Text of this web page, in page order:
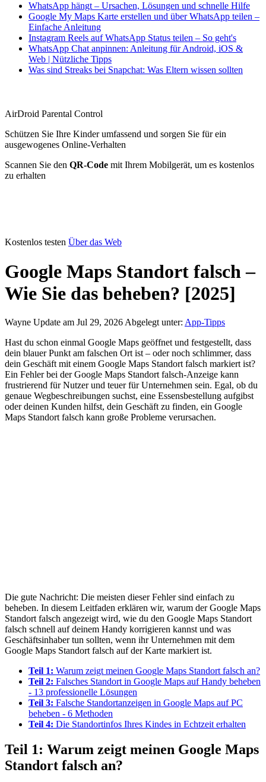
WhatsApp hängt – Ursachen, Lösungen und schnelle Hilfe
Google My Maps Karte erstellen und über WhatsApp teilen –
Einfache Anleitung
Instagram Reels auf WhatsApp Status teilen – So geht's
WhatsApp Chat anpinnen: Anleitung für Android, iOS &
Web | Nützliche Tipps
Was sind Streaks bei Snapchat: Was Eltern wissen sollten
AirDroid Parental Control
Schützen Sie Ihre Kinder umfassend und sorgen Sie für ein
ausgewogenes Online-Verhalten
Scannen Sie den QR-Code mit Ihrem Mobilgerät, um es kostenlos
zu erhalten
Kostenlos testen Über das Web
Google Maps Standort falsch –
Wie Sie das beheben? [2025]
Wayne Update am Jul 29, 2026 Abgelegt unter: App-Tipps
Hast du schon einmal Google Maps geöffnet und festgestellt, dass
dein blauer Punkt am falschen Ort ist – oder noch schlimmer, dass
dein Geschäft mit einem Google Maps Standort falsch markiert ist?
Ein Fehler bei der Google Maps Standort falsch-Anzeige kann
frustrierend für Nutzer und teuer für Unternehmen sein. Egal, ob du
genaue Wegbeschreibungen suchst, eine Essensbestellung aufgibst
oder deinen Kunden hilfst, dein Geschäft zu finden, ein Google
Maps Standort falsch kann große Probleme verursachen.
Die gute Nachricht: Die meisten dieser Fehler sind einfach zu
beheben. In diesem Leitfaden erklären wir, warum der Google Maps
Standort falsch angezeigt wird, wie du den Google Maps Standort
falsch schnell auf deinem Handy korrigieren kannst und was
Geschäftsinhaber tun sollten, wenn ihr Unternehmen mit dem
Google Maps Standort falsch auf der Karte markiert ist.
Teil 1: Warum zeigt meinen Google Maps Standort falsch an?
Teil 2: Falsches Standort in Google Maps auf Handy beheben
- 13 professionelle Lösungen
Teil 3: Falsche Standortanzeigen in Google Maps auf PC
beheben - 6 Methoden
Teil 4: Die Standortinfos Ihres Kindes in Echtzeit erhalten
Teil 1: Warum zeigt meinen Google Maps
Standort falsch an?